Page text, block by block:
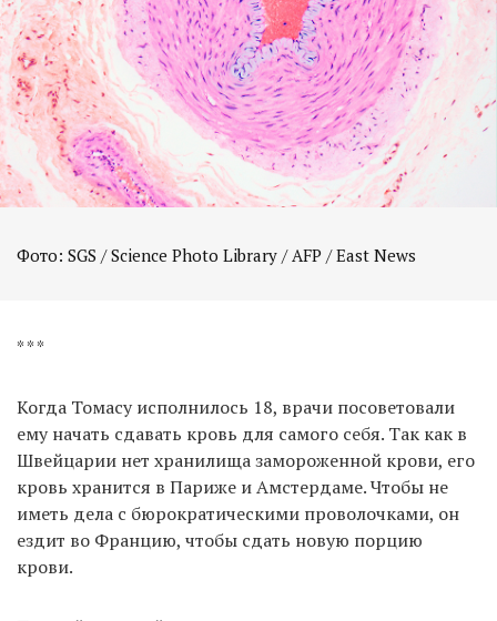
Фото: SGS / Science Photo Library / AFP / East News
* * *
Когда Томасу исполнилось 18, врачи посоветовали
ему начать сдавать кровь для самого себя. Так как в
Швейцарии нет хранилища замороженной крови, его
кровь хранится в Париже и Амстердаме. Чтобы не
иметь дела с бюрократическими проволочками, он
ездит во Францию, чтобы сдать новую порцию
крови.